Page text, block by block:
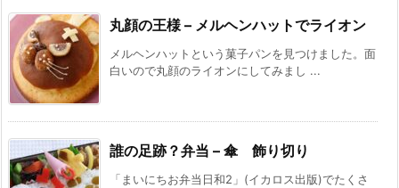
丸顔の王様 – メルヘンハットでライオン
メルヘンハットという菓子パンを見つけました。面
白いので丸顔のライオンにしてみまし ...
誰の足跡？弁当 – 傘 飾り切り
「まいにちお弁当日和2」(イカロス出版)でたくさ